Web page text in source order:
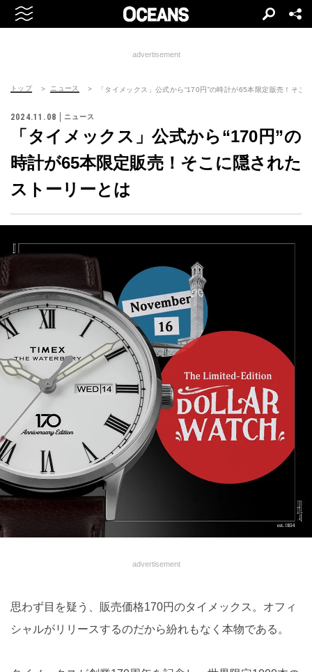
advertisement
トップ ニュース 「タイメックス」公式から“170円”の時計が65本限定販売！そこ
2024.11.08 ニュース
「タイメックス」公式から“170円”の
時計が65本限定販売！そこに隠された
ストーリーとは
advertisement
思わず目を疑う、販売価格170円のタイメックス。オフィ
シャルがリリースするのだから紛れもなく本物である。